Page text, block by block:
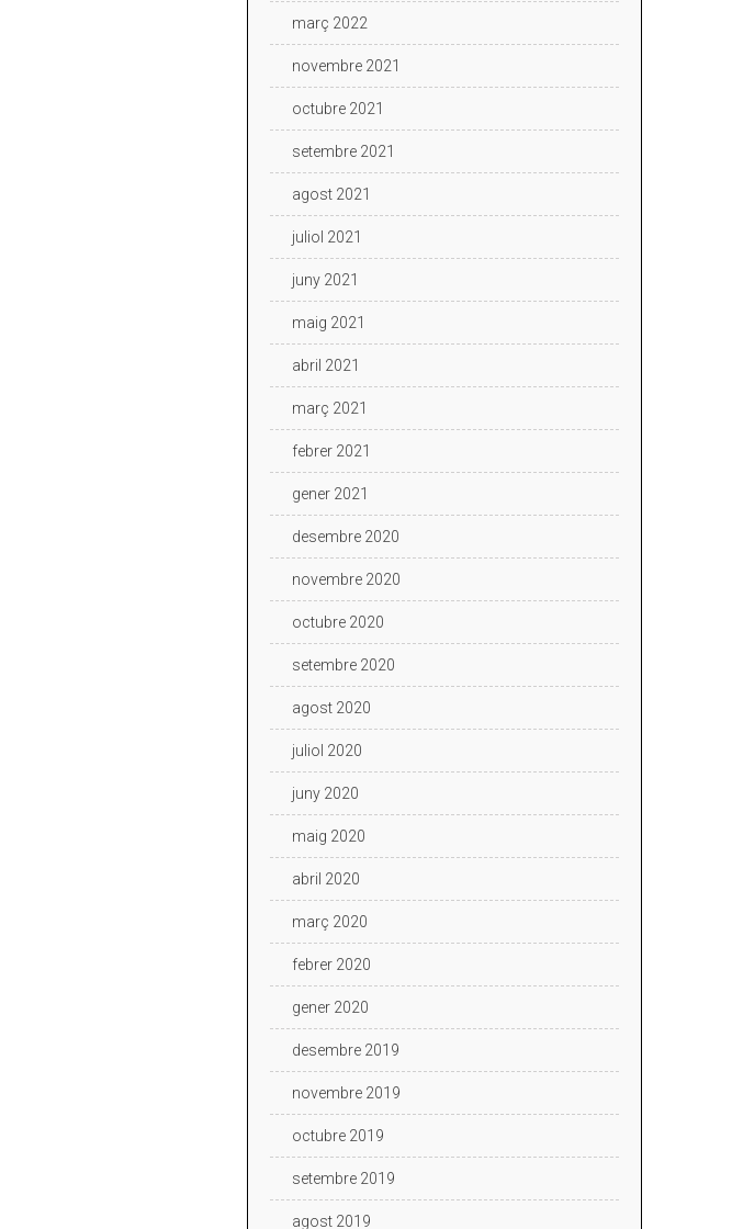
març 2022
novembre 2021
octubre 2021
setembre 2021
agost 2021
juliol 2021
juny 2021
maig 2021
abril 2021
març 2021
febrer 2021
gener 2021
desembre 2020
novembre 2020
octubre 2020
setembre 2020
agost 2020
juliol 2020
juny 2020
maig 2020
abril 2020
març 2020
febrer 2020
gener 2020
desembre 2019
novembre 2019
octubre 2019
setembre 2019
agost 2019